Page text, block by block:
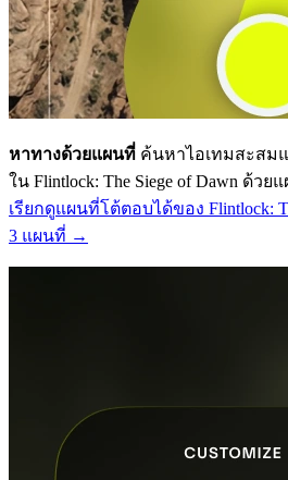
หาทางด้วยแผนที่ ค้นหาไอเทมสะสม
ใน Flintlock: The Siege of Dawn ด้ว
เรียกดูแผนที่โต้ตอบได้ของ Flintlock:
3 แผนที่ →